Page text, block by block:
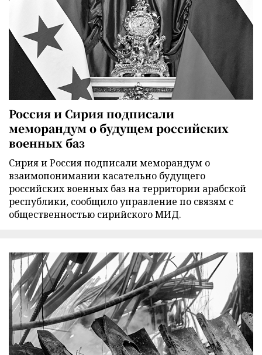
Россия и Сирия подписали
меморандум о будущем российских
военных баз
Сирия и Россия подписали меморандум о
взаимопонимании касательно будущего
российских военных баз на территории арабской
республики, сообщило управление по связям с
общественностью сирийского МИД.